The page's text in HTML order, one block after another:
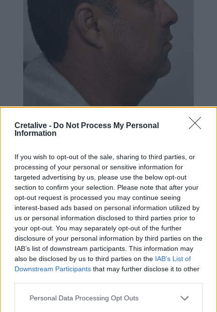
Cretalive - Do Not Process My Personal
Information
If you wish to opt-out of the sale, sharing to third parties, or
processing of your personal or sensitive information for
targeted advertising by us, please use the below opt-out
section to confirm your selection. Please note that after your
opt-out request is processed you may continue seeing
interest-based ads based on personal information utilized by
us or personal information disclosed to third parties prior to
your opt-out. You may separately opt-out of the further
disclosure of your personal information by third parties on the
IAB’s list of downstream participants. This information may
also be disclosed by us to third parties on the IAB’s List of
Downstream Participants that may further disclose it to other
Personal Data Processing Opt Outs